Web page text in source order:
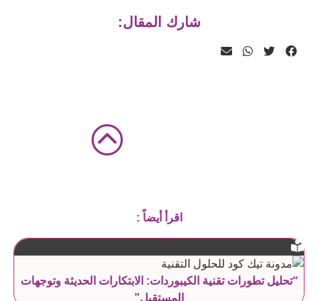
شارك المقال:
اقرأ أيضاً :
“تحليل تطورات تقنية الكيبوردات: الابتكارات الحديثة وتوجهات
المستقبل”